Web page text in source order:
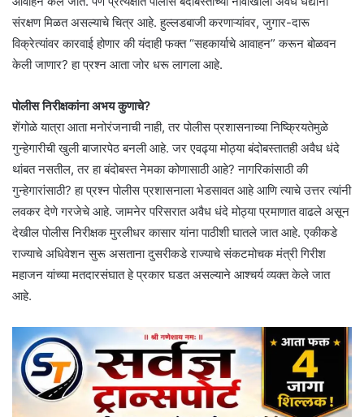
संरक्षण मिळत असल्याचे चित्र आहे. हुल्लडबाजी करणाऱ्यांवर, जुगार-दारू
विक्रेत्यांवर कारवाई होणार की यंदाही फक्त “सहकार्याचे आवाहन” करून बोळवन
केली जाणार? हा प्रश्न आता जोर धरू लागला आहे.
पोलीस निरीक्षकांना अभय कुणाचे?
शेंगोळे यात्रा आता मनोरंजनाची नाही, तर पोलीस प्रशासनाच्या निष्क्रियतेमुळे
गुन्हेगारीची खुली बाजारपेठ बनली आहे. जर एवढ्या मोठ्या बंदोबस्तातही अवैध धंदे
थांबत नसतील, तर हा बंदोबस्त नेमका कोणासाठी आहे? नागरिकांसाठी की
गुन्हेगारांसाठी? हा प्रश्न पोलीस प्रशासनाला भेडसावत आहे आणि त्याचे उत्तर त्यांनी
लवकर देणे गरजेचे आहे. जामनेर परिसरात अवैध धंदे मोठ्या प्रमाणात वाढले असून
देखील पोलीस निरीक्षक मुरलीधर कासार यांना पाठीशी घातले जात आहे. एकीकडे
राज्याचे अधिवेशन सुरू असताना दुसरीकडे राज्याचे संकटमोचक मंत्री गिरीश
महाजन यांच्या मतदारसंघात हे प्रकार घडत असल्याने आश्चर्य व्यक्त केले जात
आहे.